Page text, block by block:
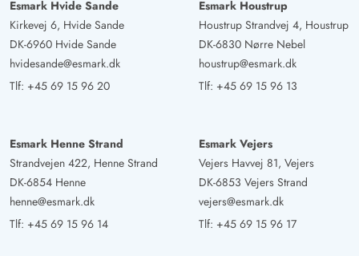
Esmark Hvide Sande
Kirkevej 6, Hvide Sande
DK-6960 Hvide Sande
hvidesande@esmark.dk
Tlf: +45 69 15 96 20
Esmark Houstrup
Houstrup Strandvej 4, Houstrup
DK-6830 Nørre Nebel
houstrup@esmark.dk
Tlf: +45 69 15 96 13
Esmark Henne Strand
Strandvejen 422, Henne Strand
DK-6854 Henne
henne@esmark.dk
Tlf: +45 69 15 96 14
Esmark Vejers
Vejers Havvej 81, Vejers
DK-6853 Vejers Strand
vejers@esmark.dk
Tlf: +45 69 15 96 17